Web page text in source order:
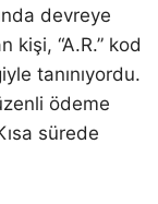
devreye
kişi, “A.R.” kod
tanınıyordu.
ödeme
sürede